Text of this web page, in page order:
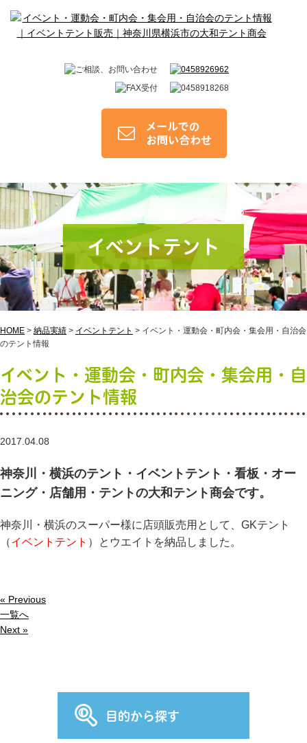
イベントテント
HOME > 納品実績 > イベントテント > イベント・運動会・町内会・集会用・自治会
のテント情報
イベント・運動会・町内会・集会用・自
治会のテント情報
2017.04.08
神奈川・横浜のテント・イベントテント・看板・オー
ニング・店舗用・テントの大和テント商会です。
神奈川・横浜のスーパー様に店頭販売用として、GKテント
（イベントテント ）とウエイトを納品しました。
« Previous
一覧へ
Next »
目的から探す